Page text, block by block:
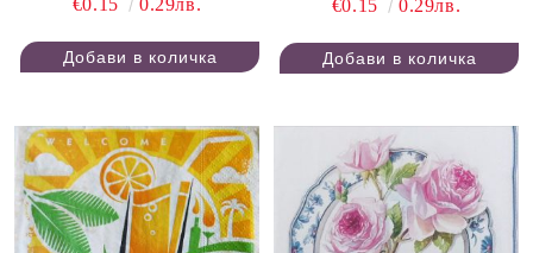
€0.15
0.29лв.